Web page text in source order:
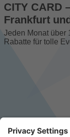
CITY CARD
Frankfurt
Jeden Monat über
Rabatte für tolle